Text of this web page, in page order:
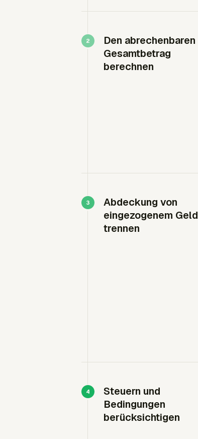
Den abrechenbaren
Gesamtbetrag
berechnen
Abdeckung von
eingezogenem Geld
trennen
Steuern und
Bedingungen
berücksichtigen